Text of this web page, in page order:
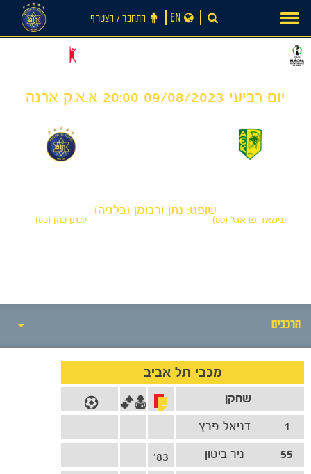
content
התחבר ‪/‬ הצטרף EN
יום רביעי 09/08/2023 20:00 א.א.ק ארנה
יונתן כהן (63) עימאד פראג\' (80)
שופט: נתן ורבומן (בלגיה)
הרכבים
סיקור המשחק
הרכבים
גלריה
מכבי תל אביב
שחקן
1
דניאל פרץ
55
ניר ביטון
83'